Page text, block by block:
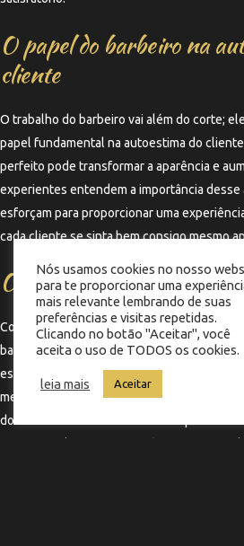
O papel do barbeiro na
cliente
O trabalho do barbeiro vai além do corte;
papel fundamental na autoestima do
perfeito pode transformar a aparência e
experientes entendem a importância desse
esforçam para proporcionar uma
cada cliente se sinta bem consigo mesmo
O futuro do alinhamento
Com a evolução das técnicas e
barba promete ser ainda mais inovador.
estão sendo desenvolvidos para facilitar o
melhorar a experiência do cliente. Além
dos cuidados com a barba indica que mais
Nós usamos cookies no nosso
para te proporcionar uma
mais relevante lembrando de suas
preferências e visitas repetidas.
Clicando no botão "Aceitar", você
aceita o uso de TODOS os cookies.
leia mais Aceitar